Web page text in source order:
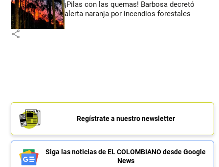
¡Pilas con las quemas! Barbosa decretó
alerta naranja por incendios forestales
share
Regístrate a nuestro newsletter
Siga las noticias de EL COLOMBIANO desde Google
News